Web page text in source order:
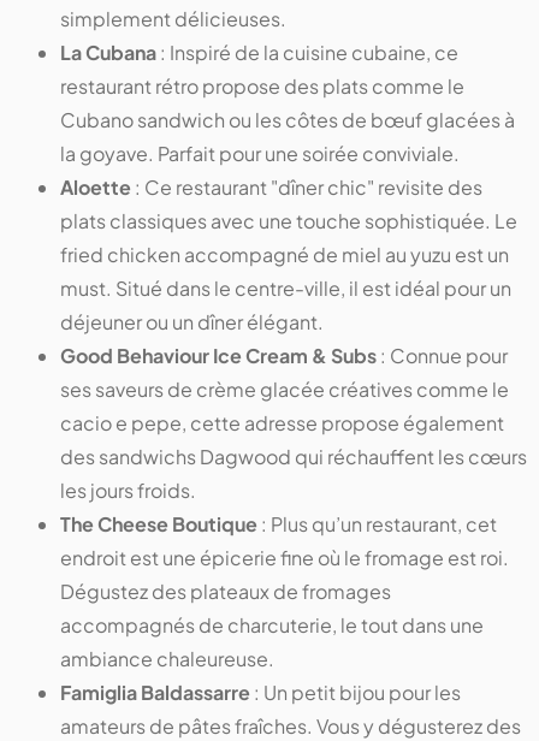
simplement délicieuses.
La Cubana: Inspiré de la cuisine cubaine, ce
restaurant rétro propose des plats comme le
Cubano sandwich ou les côtes de bœuf glacées à
la goyave. Parfait pour une soirée conviviale.
Aloette: Ce restaurant "dîner chic" revisite des
plats classiques avec une touche sophistiquée. Le
fried chicken accompagné de miel au yuzu est un
must. Situé dans le centre-ville, il est idéal pour un
déjeuner ou un dîner élégant.
Good Behaviour Ice Cream & Subs: Connue pour
ses saveurs de crème glacée créatives comme le
cacio e pepe, cette adresse propose également
des sandwichs Dagwood qui réchauffent les cœurs
les jours froids.
The Cheese Boutique: Plus qu’un restaurant, cet
endroit est une épicerie fine où le fromage est roi.
Dégustez des plateaux de fromages
accompagnés de charcuterie, le tout dans une
ambiance chaleureuse.
Famiglia Baldassarre: Un petit bijou pour les
amateurs de pâtes fraîches. Vous y dégusterez des